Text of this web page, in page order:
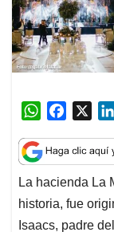
W
a
t
s
A
p
c
e
b
o
o
La hacienda La
historia, fue
Isaacs, padre